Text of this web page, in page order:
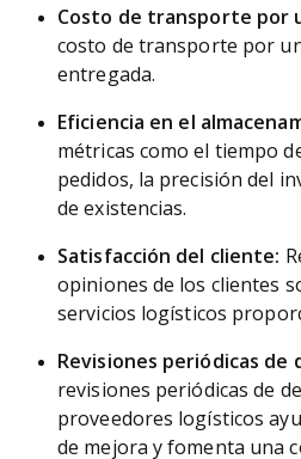
Costo de transporte por
costo de transporte por
entregada.
Eficiencia en el
métricas como el tiempo
pedidos, la precisión del
de existencias.
Satisfacción del cliente:
opiniones de los clientes
servicios logísticos
Revisiones periódicas de
revisiones periódicas de
proveedores logísticos
de mejora y fomenta una